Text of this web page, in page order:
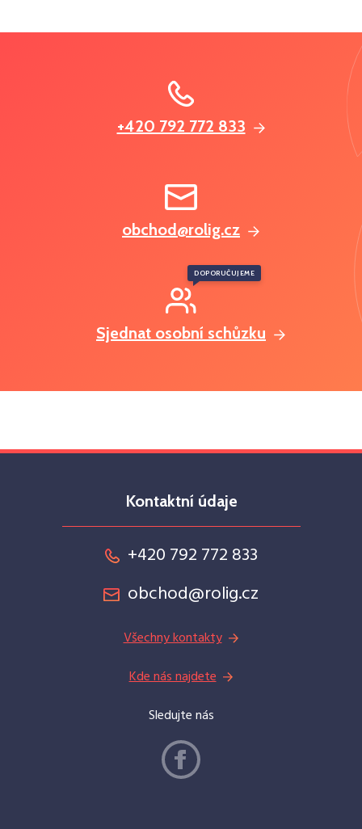
+420 792 772 833
obchod@rolig.cz
Sjednat osobní schůzku
DOPORUČUJEME
Kontaktní údaje
+420 792 772 833
obchod@rolig.cz
Všechny kontakty
Kde nás najdete
Sledujte nás